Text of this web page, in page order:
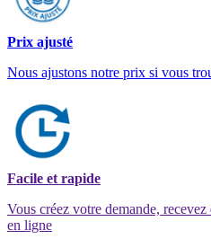
Prix ajusté
Nous ajustons notre prix si vous
Facile et rapide
Vous créez votre demande,
en ligne